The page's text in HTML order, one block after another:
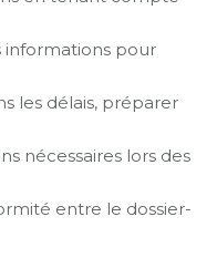
informations pour
les délais, préparer
nécessaires lors des
entre le dossier-